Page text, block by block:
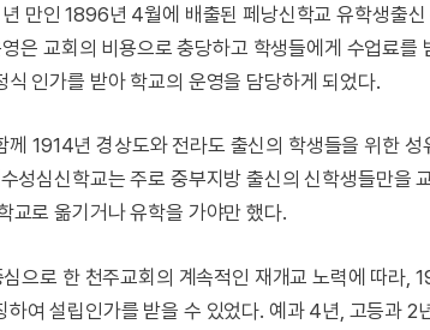
만인 1896년 4월에 배출된 페낭신학교 유학생출
은 교회의 비용으로 충당하고 학생들에게 수업료를
인가를 받아 학교의 운영을 담당하게 되었다.
께 1914년 경상도와 전라도 출신의 학생들을 위한
성심신학교는 주로 중부지방 출신의 신학생들만을
교로 옮기거나 유학을 가야만 했다.
으로 한 천주교회의 계속적인 재개교 노력에 따라,
설립인가를 받을 수 있었다. 예과 4년, 고등과 2